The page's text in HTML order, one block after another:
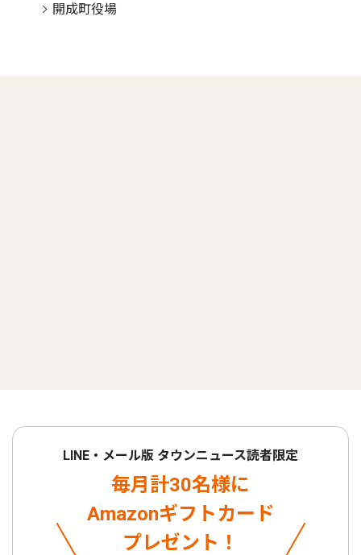
開成町役場
LINE・メール版 タウンニュース読者限定
毎月計30名様に
Amazonギフトカード
プレゼント！